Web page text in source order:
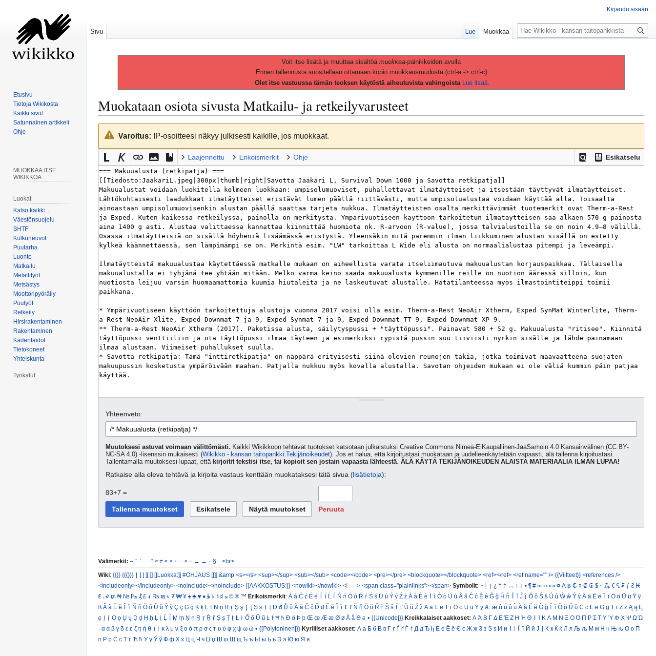
Voit itse lisätä ja muuttaa sisältöä muokkaa-painikkeiden avulla
Ennen tallennusta suositellaan ottamaan kopio muokkausruudusta (ctrl-a -> ctrl-c)
Olet itse vastuussa tämän teoksen käytöstä aiheutuvista vahingoista Lue lisää.
Muokataan osiota sivustaMatkailu- ja retkeilyvarusteet
Siirry
navigaatioon
Siirry
hakuunVaroitus: IP-osoitteesi näkyy julkisesti kaikille, jos muokkaat.
Esikatselu
Laajennettu Erikoismerkit Ohje
Yhteenveto:
Muutoksesi astuvat voimaan välittömästi. Kaikki Wikikkoon tehtävät tuotokset katsotaan julkaistuksi Creative Commons Nimeä-EiKaupallinen-JaaSamoin 4.0 Kansainvälinen (CC BY-
NC-SA 4.0) -lisenssin mukaisesti (Wikikko - kansan taitopankki:Tekijänoikeudet). Jos et halua, että kirjoitustasi muokataan ja uudelleenkäytetään vapaasti, älä tallenna kirjoitustasi.
Tallentamalla muutoksesi lupaat, että kirjoitit tekstisi itse, tai kopioit sen jostain vapaasta lähteestä. ÄLÄ KÄYTÄ TEKIJÄNOIKEUDEN ALAISTA MATERIAALIA ILMAN LUPAA!
Ratkaise alla oleva tehtävä ja kirjoita vastaus kenttään muokataksesi tätä sivua (lisätietoja):
83+7 =
Peruuta
Välimerkit: – ” ’ ° ≈ ≠ ≤ ≥ ± − × ÷ ← → · § <br>
Wiki: {{}} {{{}}} | [ ] [[ ]] [[Luokka:]] #OHJAUS [[]] &amp <s></s> <sup></sup> <sub></sub> <code></code> <pre></pre> <blockquote></blockquote> <ref></ref> <ref name="" /> {{Viitteet}} <references />
<includeonly></includeonly> <noinclude></noinclude> {{AAKKOSTUS:}} <nowiki></nowiki> <!-- --> <span class="plainlinks"></span> Symbolit: ~ | ¡ ¿ † ‡ ↔ ↑ ↓ • ¶ # ∞ ‹› «» ¤ ₳ ฿ ₵ ¢ ₡ ₢ $ ₫ ₯ € ₠ ₣ ƒ ₴ ₭
₤ ℳ ₥ ₦ № ₧ ₰ £ ៛ ₨ ₪ ৳ ₮ ₩ ¥ ♠ ♣ ♥ ♦ 𝄫 ♭ ♮ ♯ 𝄪 © ® ™ Erikoismerkit:Á á Ć ć É é Í í Ĺ ĺ Ń ń Ó ó Ŕ ŕ Ś ś Ú ú Ý ý Ź ź À à È è Ì ì Ò ò Ù ù Â â Ĉ ĉ Ê ê Ĝ ĝ Ĥ ĥ Î î Ĵ ĵ Ô ô Ŝ ŝ Û û Ŵ ŵ Ŷ ŷ Ä ä Ë ë Ï ï Ö ö Ü ü Ÿ ÿ
ß Ã ã Ẽ ẽ Ĩ ĩ Ñ ñ Õ õ Ũ ũ Ỹ ỹ Ç ç Ģ ģ Ķ ķ Ļ ļ Ņ ņ Ŗ ŗ Ş ş Ţ ţ Ș ș Ț ț Đ đ Ů ů Ǎ ǎ Č č Ď ď Ě ě Ǐ ǐ Ľ ľ Ň ň Ǒ ǒ Ř ř Š š Ť ť Ǔ ǔ Ž ž Ā ā Ē ē Ī ī Ō ō Ū ū Ȳ ȳ Ǣ ǣ ǖ ǘ ǚ ǜ Ă ă Ĕ ĕ Ğ ğ Ĭ ĭ Ŏ ŏ Ŭ ŭ Ċ ċ Ė ė Ġ ġ İ ı Ż ż Ą ą Ę
ę Į į Ǫ ǫ Ų ų Ḍ ḍ Ḥ ḥ Ḷ ḷ Ḹ ḹ Ṃ ṃ Ṇ ṇ Ṛ ṛ Ṝ ṝ Ṣ ṣ Ṭ ṭ Ł ł Ő ő Ű ű Ŀ ŀ Ħ ħ Ð ð Þ þ Œ œ Æ æ Ø ø Å å Ə ə • {{Unicode|}} Kreikkalaiset aakkoset: Α Ά Β Γ Δ Ε Έ Ζ Η Ή Θ Ι Ί Κ Λ Μ Ν Ξ Ο Ό Π Ρ Σ Τ Υ Ύ Φ Χ Ψ Ω Ώ
· α ά β γ δ ε έ ζ η ή θ ι ί κ λ μ ν ξ ο ό π ρ σ ς τ υ ύ φ χ ψ ω ώ • {{Polytoninen|}} Kyrilliset aakkoset: А а Б б В в Г г Ґ ґ Ѓ ѓ Д д Ђ ђ Е е Ё ё Є є Ж ж З з Ѕ ѕ И и І і Ї ї Й й Ј ј К к Ќ ќ Л л Љ љ М м Н н Њ њ О о П
п Р р С с Т т Ћ ћ У у Ў ў Ф ф Х х Ц ц Ч ч Џ џ Ш ш Щ щ Ъ ъ Ы ы Ь ь Э э Ю ю Я я
Kirjaudu sisään
Sivu Lue Muokkaa
H
a
Etusivu
Tietoja Wikikosta
Kaikki sivut
Satunnainen artikkeli
Ohje
MUOKKAA ITSE
WIKIKKOA
Luokat
Katso kaikki...
Väestönsuojelu
SHTF
Kulkuneuvot
Puutarha
Luonto
Matkailu
Metallityöt
Metsästys
Moottoripyöräily
Puutyöt
Retkeily
Hirsirakentaminen
Rakentaminen
Kädentaidot
Tietokoneet
Yhteiskunta
Työkalut